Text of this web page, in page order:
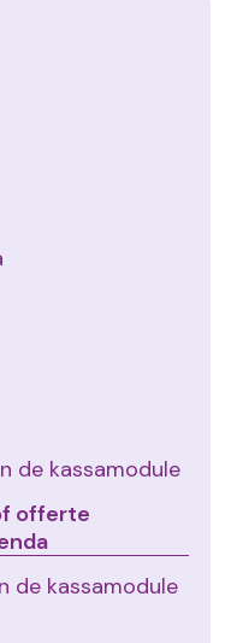
de kassamodule
offerte
de kassamodule